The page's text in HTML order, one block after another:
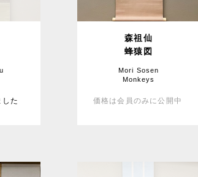
た
森祖仙
蜂猿図
Mori Sosen
Monkeys
価格は会員のみに公開中